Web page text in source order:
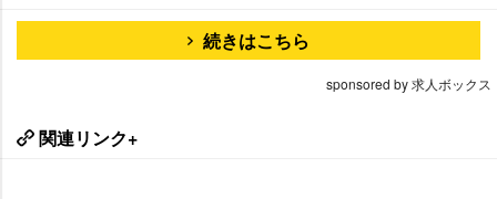
続きはこちら
sponsored by 求人ボックス
関連リンク+